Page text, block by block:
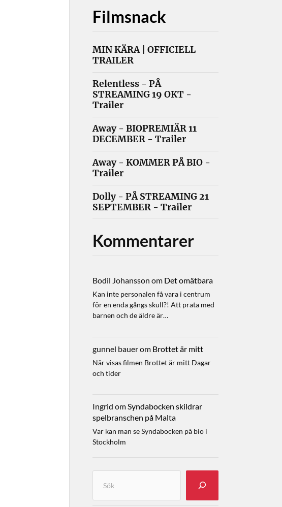
Filmsnack
MIN KÄRA | OFFICIELL
TRAILER
Relentless - PÅ
STREAMING 19 OKT -
Trailer
Away - BIOPREMIÄR 11
DECEMBER - Trailer
Away - KOMMER PÅ BIO -
Trailer
Dolly - PÅ STREAMING 21
SEPTEMBER - Trailer
Kommentarer
Bodil Johansson om Det omätbara
Kan inte personalen få vara i centrum
för en enda gångs skull?! Att prata med
barnen och de äldre är…
gunnel bauerom Brottet är mitt
När visas filmen Brottet är mitt Dagar
och tider
Ingrid omSyndabocken skildrar
spelbranschen på Malta
Var kan man se Syndabocken på bio i
Stockholm